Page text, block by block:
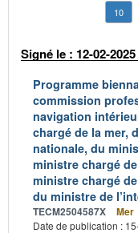
10
Signé le : 12-02-2025
Programme
commission
navigation
chargé de la mer,
nationale, du
ministre chargé
ministre chargé
du ministre de
TECM2504587X Mer
Date de publication :